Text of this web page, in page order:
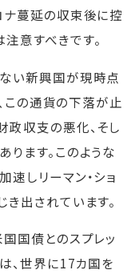
ナ蔓延の収束後に控
意すべきです。
い新興国が現時点
この通貨の下落が止
政収支の悪化、そし
ます。このような
しリーマン・ショ
出されています。
国債とのスプレッ
、世界に17カ国を